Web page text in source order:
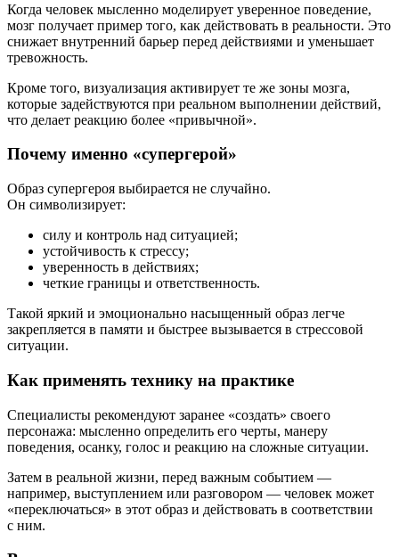
Когда человек мысленно моделирует уверенное поведение,
мозг получает пример того, как действовать в реальности. Это
снижает внутренний барьер перед действиями и уменьшает
тревожность.
Кроме того, визуализация активирует те же зоны мозга,
которые задействуются при реальном выполнении действий,
что делает реакцию более «привычной».
Почему именно «супергерой»
Образ супергероя выбирается не случайно.
Он символизирует:
силу и контроль над ситуацией;
устойчивость к стрессу;
уверенность в действиях;
четкие границы и ответственность.
Такой яркий и эмоционально насыщенный образ легче
закрепляется в памяти и быстрее вызывается в стрессовой
ситуации.
Как применять технику на практике
Специалисты рекомендуют заранее «создать» своего
персонажа: мысленно определить его черты, манеру
поведения, осанку, голос и реакцию на сложные ситуации.
Затем в реальной жизни, перед важным событием —
например, выступлением или разговором — человек может
«переключаться» в этот образ и действовать в соответствии
с ним.